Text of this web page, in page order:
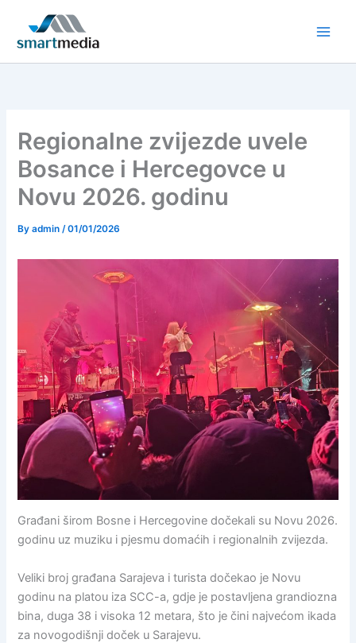
content
Regionalne zvijezde uvele
Bosance i Hercegovce u
Novu 2026. godinu
Byadmin/01/01/2026
Građani širom Bosne i Hercegovine dočekali su Novu 2026.
godinu uz muziku i pjesmu domaćih i regionalnih zvijezda.
Veliki broj građana Sarajeva i turista dočekao je Novu
godinu na platou iza SCC-a, gdje je postavljena grandiozna
bina, duga 38 i visoka 12 metara, što je čini najvećom ikada
za novogodišnji doček u Sarajevu.